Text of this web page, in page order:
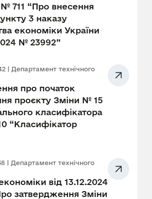
711 “Про внесення
3 наказу
економіки України
№ 23992”
| Департамент технічного
про початок
проєкту Зміни № 15
класифікатора
“Класифікатор
| Департамент технічного
від 13.12.2024
затвердження Зміни